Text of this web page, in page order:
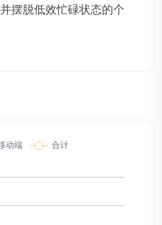
摆脱低效忙碌状态的个